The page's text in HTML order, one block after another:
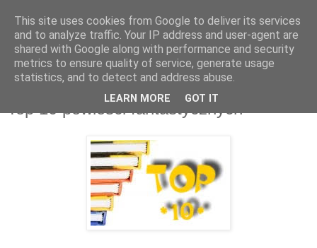
Top 10 powieści fantastycznych
This site uses cookies from Google to deliver its services
and to analyze traffic. Your IP address and user-agent are
shared with Google along with performance and security
metrics to ensure quality of service, generate usage
statistics, and to detect and address abuse.
LEARN MORE GOT IT